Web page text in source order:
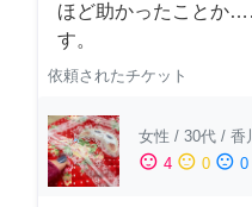
ほど助かったことか
す。
依頼されたチケット
女性 / 30代 / 香
sentiment_satisfied 4 sentiment_neutral 0 sentiment_dissatisfied 0